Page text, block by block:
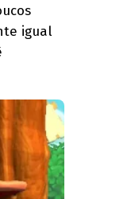
igual